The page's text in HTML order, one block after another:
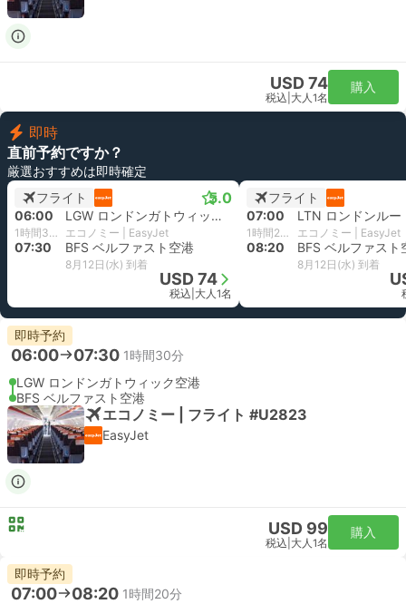
USD 74
税込 大人1名
購入
即時
直前予約ですか？
厳選おすすめは即時確定
フライト
5.0
06:00 LGW ロンドンガトウィック空港
1時間30分 エコノミー | EasyJet
07:30 BFS ベルファスト空港
8月12日(水) 到着
USD 74
税込 大人1名
フライト
07:00
LTN ロンドンルー
1時間20分 エコノミー | EasyJet
08:20 BFS ベルファスト
8月12日(水) 到着
即時予約
06:00 07:30 1時間30分
LGW ロンドンガトウィック空港
BFS ベルファスト空港
エコノミー | フライト #U2823
EasyJet
USD 99
税込 大人1名
購入
即時予約
07:00 08:20 1時間20分